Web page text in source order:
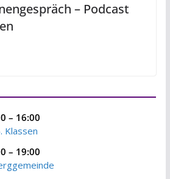
– Podcast
– 16:00
Klassen
– 19:00